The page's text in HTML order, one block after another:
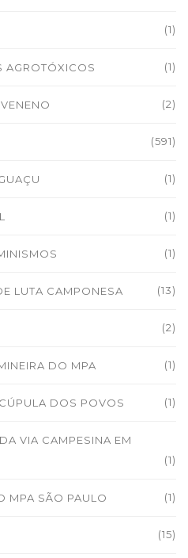
(1)
AGROTÓXICOS (1)
(2)
(591)
(1)
(1)
(1)
LUTA CAMPONESA (13)
(2)
DO MPA (1)
DOS POVOS (1)
VIA CAMPESINA EM
(1)
MPA SÃO PAULO (1)
(15)